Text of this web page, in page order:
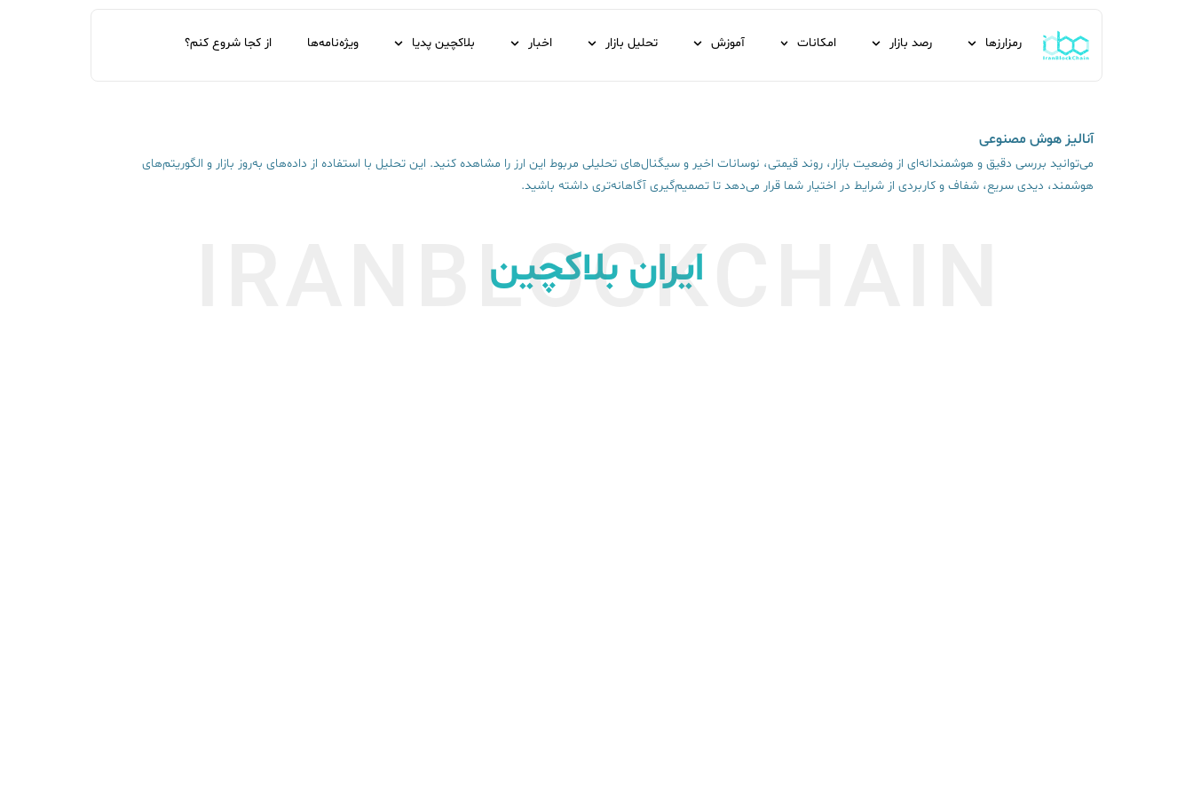
رمزارزها رصد بازار امکانات آموزش تحلیل بازار اخبار بلاکچین پدیا ویژه‌نامه‌ها از کجا شروع کنم؟
آنالیز هوش مصنوعی
می‌توانید بررسی دقیق و هوشمندانه‌ای از وضعیت بازار، روند قیمتی، نوسانات اخیر و سیگنال‌های تحلیلی مربوط این ارز را مشاهده کنید. این تحلیل با استفاده از داده‌های به‌روز بازار و الگوریتم‌های
هوشمند، دیدی سریع، شفاف و کاربردی از شرایط در اختیار شما قرار می‌دهد تا تصمیم‌گیری آگاهانه‌تری داشته باشید.
IRANBLOCKCHAIN
ایران بلاکچین